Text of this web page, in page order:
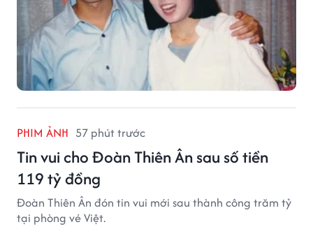
PHIM ẢNH 57 phút trước
Tin vui cho Đoàn Thiên Ân sau số tiền
119 tỷ đồng
Đoàn Thiên Ân đón tin vui mới sau thành công trăm tỷ
tại phòng vé Việt.